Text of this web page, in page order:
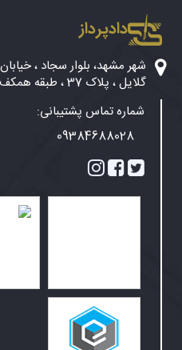
دادپرداز
گلایل ، پلاک 37 ، طبقه همکف
شماره تماس پشتیبانی:
09384688028